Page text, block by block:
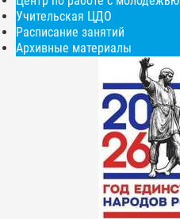
Учительская ЦДО
Расписание занятий
Архивные материалы